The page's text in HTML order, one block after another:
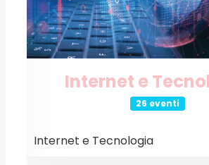
Internet e
26 eventi
Internet e Tecnologia